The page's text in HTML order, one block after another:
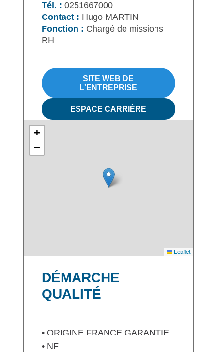
Tél. : 0251667000
Contact : Hugo MARTIN
Fonction : Chargé de missions
RH
SITE WEB DE
L'ENTREPRISE
ESPACE CARRIÈRE
+
−
Leaflet
DÉMARCHE
QUALITÉ
• ORIGINE FRANCE GARANTIE
• NF